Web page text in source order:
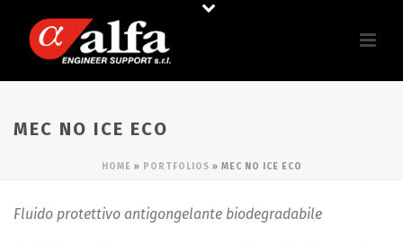
MEC NO ICE ECO
HOME » PORTFOLIOS » MEC NO ICE ECO
Fluido protettivo antigongelante biodegradabile